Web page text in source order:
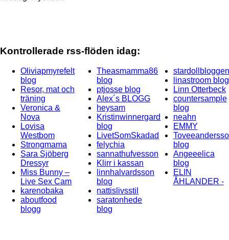
Kontrollerade rss-flöden idag:
Oliviapmyrefelt
blog
Resor, mat och
träning
Veronica &
Nova
Lovisa
Westbom
Strongmama
Sara Sjöberg
Dressyr
Miss Bunny –
Live Sex Cam
karenobaka
aboutfood
blogg
Theasmamma86
blog
ptjosse blog
Alex´s BLOGG
heysam
Kristinwinnergard
blog
LivetSomSkadad
felychia
sannathufvesson
Klirr i kassan
linnhalvardsson
blog
nattislivsstil
saratonhede
blog
stardollbloggen
linastroom blog
Linn Otterbeck
countersample
blog
neahn
EMMY
blog
Angeeelica
blog
ELIN
ÅHLANDER -